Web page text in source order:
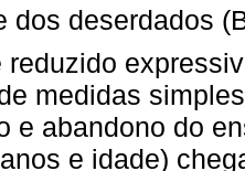
dos deserdados
reduzido
medidas
e abandono do
e idade)